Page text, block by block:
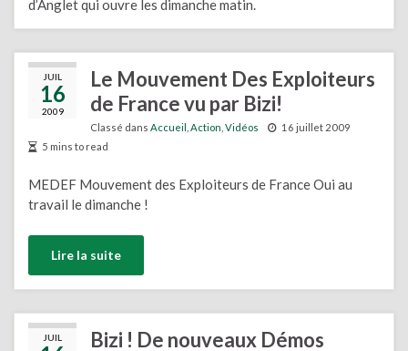
d’Anglet qui ouvre les dimanche matin.
JUIL
16
2009
Le Mouvement Des Exploiteurs
de France vu par Bizi!
Classé dans Accueil Action Vidéos
16 juillet 2009
5 mins to read
MEDEF Mouvement des Exploiteurs de France Oui au
travail le dimanche !
Lire la suite
JUIL
Bizi ! De nouveaux Démos